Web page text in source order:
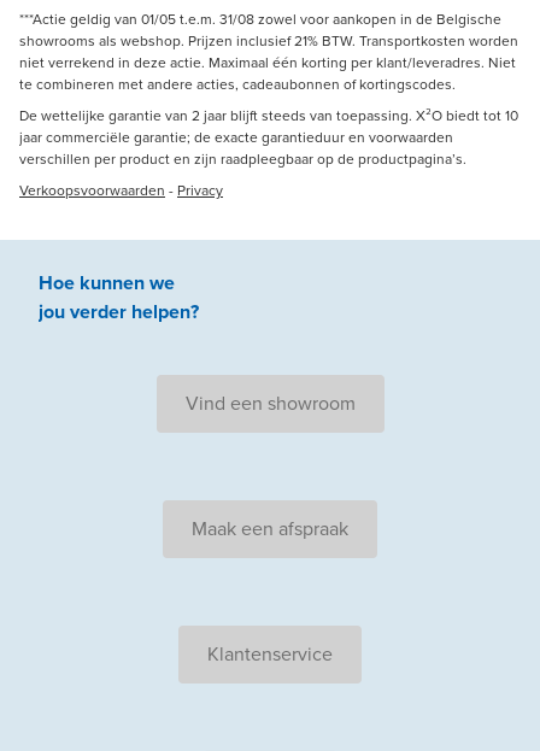
***Actie geldig van 01/05 t.e.m. 31/08 zowel voor aankopen in de Belgische
showrooms als webshop. Prijzen inclusief 21% BTW. Transportkosten worden
niet verrekend in deze actie. Maximaal één korting per klant/leveradres. Niet
te combineren met andere acties, cadeaubonnen of kortingscodes.
De wettelijke garantie van 2 jaar blijft steeds van toepassing. X²O biedt tot 10
jaar commerciële garantie; de exacte garantieduur en voorwaarden
verschillen per product en zijn raadpleegbaar op de productpagina’s.
Verkoopsvoorwaarden - Privacy
Hoe kunnen we
jouverder helpen?
Vind een showroom
Maak een afspraak
Klantenservice